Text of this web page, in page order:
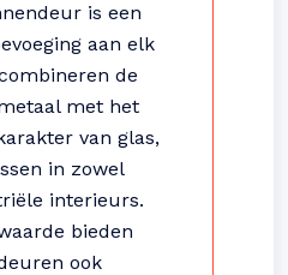
is een
aan elk
de
met het
van glas,
in zowel
interieurs.
bieden
ook